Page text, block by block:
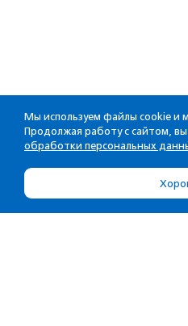
Мы используем файлы cookie и
Продолжая работу с сайтом, вы
обработки персональных